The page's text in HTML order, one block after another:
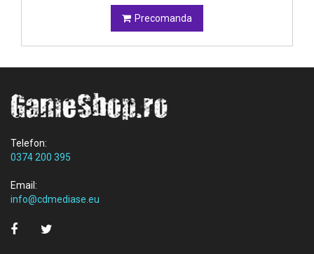
Precomanda
Telefon:
0374 200 395
Email:
info@cdmediase.eu